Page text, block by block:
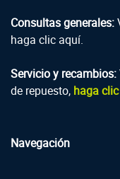
Consultas generales:
haga clic aquí.
Servicio y recambios:
de repuesto, haga
Navegación